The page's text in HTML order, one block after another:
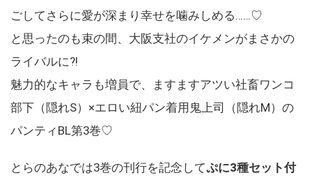
ごしてさらに愛が深まり幸せを噛みしめる……♡
と思ったのも束の間、大阪支社のイケメンがまさかの
ライバルに?!
魅力的なキャラも増員で、ますますアツい社畜ワンコ
部下（隠れS）×エロい紐パン着用鬼上司（隠れM）の
パンティBL第3巻♡
とらのあなでは3巻の刊行を記念してぷに3種セット付